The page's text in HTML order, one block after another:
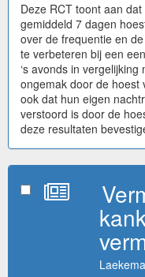
Deze RCT toont aan
gemiddeld 7 dagen
over de frequentie en
te verbeteren bij een
‘s avonds in
ongemak door de hoest
ook dat hun eigen
verstoord is door de
deze resultaten